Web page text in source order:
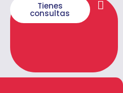
Tienes
consultas